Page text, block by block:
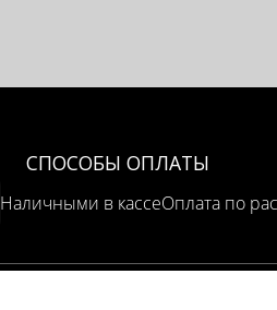
СПОСОБЫ ОПЛАТЫ
Наличными в кассеОплата по
ОПЦИЯ ДОСТАВКИ